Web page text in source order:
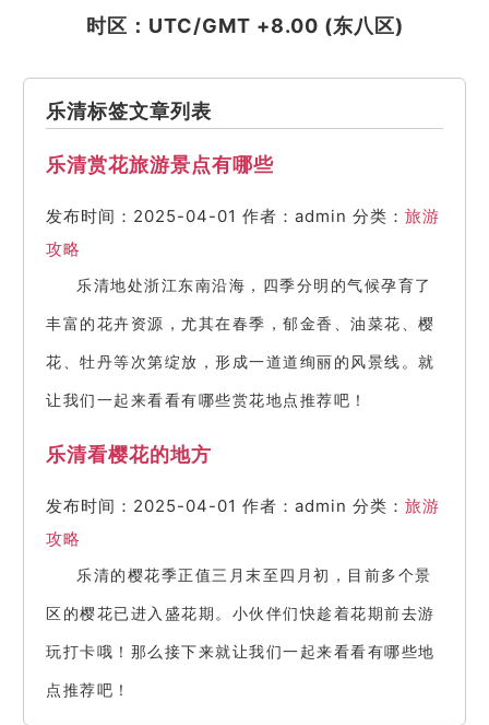
时区：UTC/GMT +8.00 (东八区)
乐清标签文章列表
乐清赏花旅游景点有哪些
发布时间：2025-04-01 作者：admin 分类： 旅游
攻略
乐清地处浙江东南沿海，四季分明的气候孕育了
丰富的花卉资源，尤其在春季，郁金香、油菜花、樱
花、牡丹等次第绽放，形成一道道绚丽的风景线。就
让我们一起来看看有哪些赏花地点推荐吧！
乐清看樱花的地方
发布时间：2025-04-01 作者：admin 分类： 旅游
攻略
乐清的樱花季正值三月末至四月初，目前多个景
区的樱花已进入盛花期。小伙伴们快趁着花期前去游
玩打卡哦！那么接下来就让我们一起来看看有哪些地
点推荐吧！